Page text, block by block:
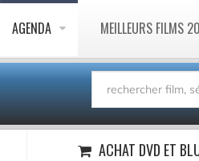
AGENDA MEILLEURS FILMS
ACHAT DVD ET